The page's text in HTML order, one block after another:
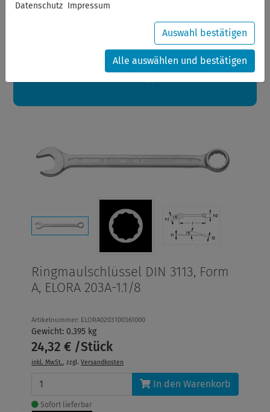
Sehr geehrte Kunden,
Ihre Bestellungen in diesem Zeitraum werden ab dem
24.08.2026 verschickt.
Eine schöne Sommerpause
Ringmaulschlüssel DIN 3113, Form
A, ELORA 203A-1.1/8
Artikelnummer: ELORA0203100361000
Gewicht: 0.395 kg
24,32 € /Stück
inkl. MwSt., zzgl.Versandkosten
In den Warenkorb
Sofort lieferbar
Datenschutz Impressum
Auswahl bestätigen
Alle auswählen und bestätigen